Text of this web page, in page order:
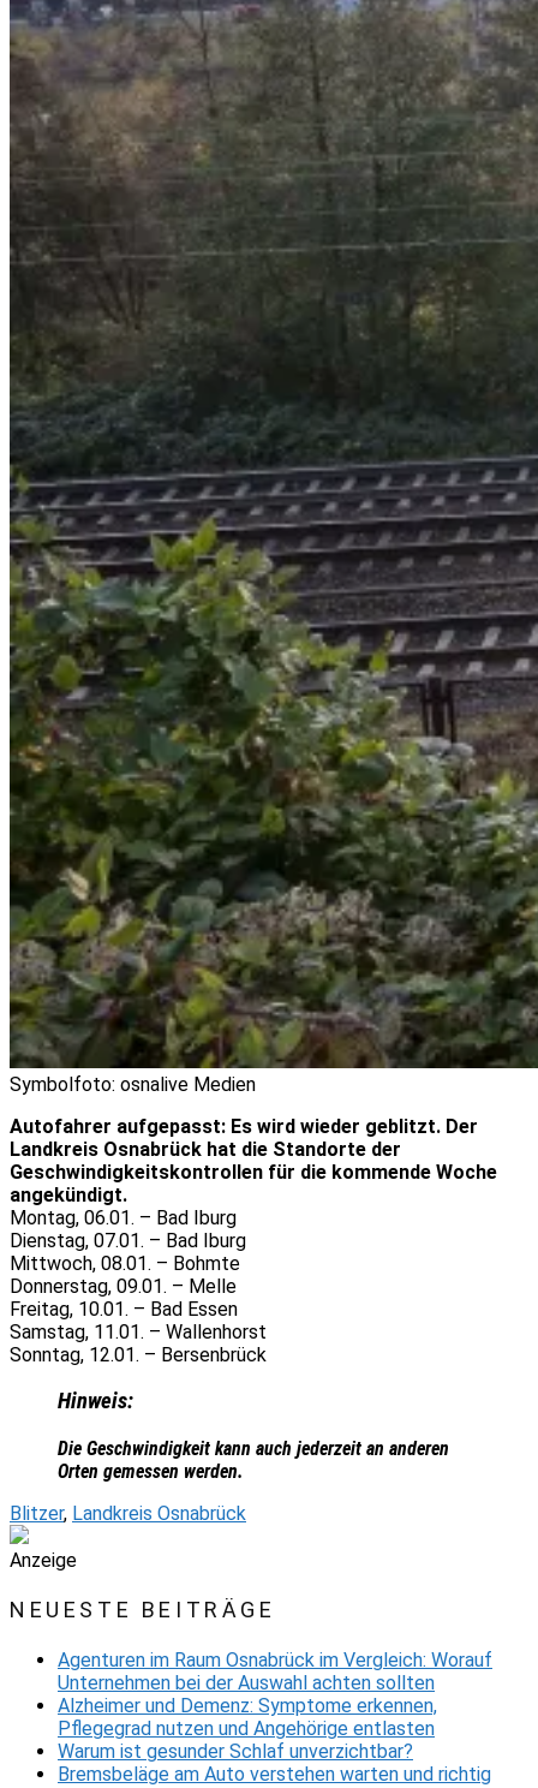
Symbolfoto: osnalive Medien
Autofahrer aufgepasst: Es wird wieder geblitzt. Der
Landkreis Osnabrück hat die Standorte der
Geschwindigkeitskontrollen für die kommende Woche
angekündigt.
Montag, 06.01. – Bad Iburg
Dienstag, 07.01. – Bad Iburg
Mittwoch, 08.01. – Bohmte
Donnerstag, 09.01. – Melle
Freitag, 10.01. – Bad Essen
Samstag, 11.01. – Wallenhorst
Sonntag, 12.01. – Bersenbrück
Hinweis:
Die Geschwindigkeit kann auch jederzeit an anderen
Orten gemessen werden.
Blitzer, Landkreis Osnabrück
Anzeige
NEUESTE BEITRÄGE
Agenturen im Raum Osnabrück im Vergleich: Worauf
Unternehmen bei der Auswahl achten sollten
Alzheimer und Demenz: Symptome erkennen,
Pflegegrad nutzen und Angehörige entlasten
Warum ist gesunder Schlaf unverzichtbar?
Bremsbeläge am Auto verstehen warten und richtig